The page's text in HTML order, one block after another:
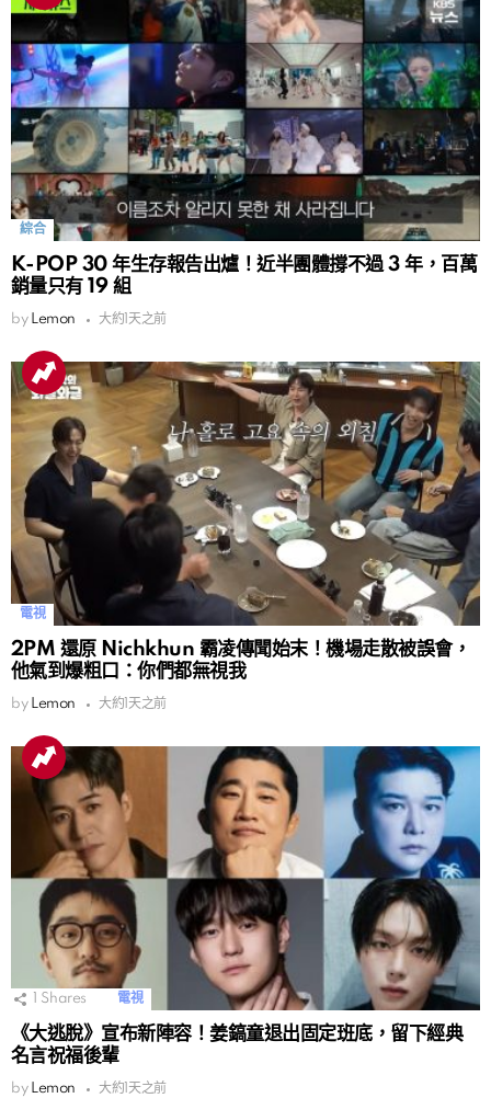
綜合
K-POP 30 年生存報告出爐！近半團體撐不過 3 年，百萬
銷量只有 19 組
by Lemon 大約1天之前
電視
2PM 還原 Nichkhun 霸凌傳聞始末！機場走散被誤會，
他氣到爆粗口：你們都無視我
by Lemon 大約1天之前
Shares 電視
《大逃脫》宣布新陣容！姜鎬童退出固定班底，留下經典
名言祝福後輩
by Lemon 大約1天之前